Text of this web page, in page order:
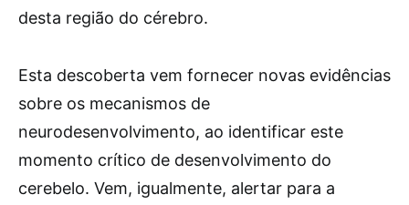
desta região do cérebro.
Esta descoberta vem fornecer novas evidências
sobre os mecanismos de
neurodesenvolvimento, ao identificar este
momento crítico de desenvolvimento do
cerebelo. Vem, igualmente, alertar para a